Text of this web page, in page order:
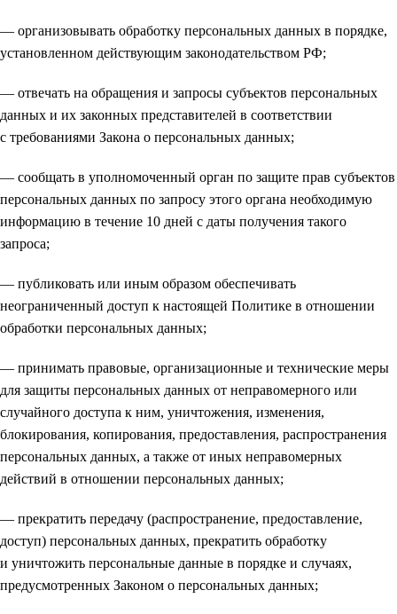
— организовывать обработку персональных данных в порядке,
установленном действующим законодательством РФ;
— отвечать на обращения и запросы субъектов персональных
данных и их законных представителей в соответствии
с требованиями Закона о персональных данных;
— сообщать в уполномоченный орган по защите прав субъектов
персональных данных по запросу этого органа необходимую
информацию в течение 10 дней с даты получения такого
запроса;
— публиковать или иным образом обеспечивать
неограниченный доступ к настоящей Политике в отношении
обработки персональных данных;
— принимать правовые, организационные и технические меры
для защиты персональных данных от неправомерного или
случайного доступа к ним, уничтожения, изменения,
блокирования, копирования, предоставления, распространения
персональных данных, а также от иных неправомерных
действий в отношении персональных данных;
— прекратить передачу (распространение, предоставление,
доступ) персональных данных, прекратить обработку
и уничтожить персональные данные в порядке и случаях,
предусмотренных Законом о персональных данных;